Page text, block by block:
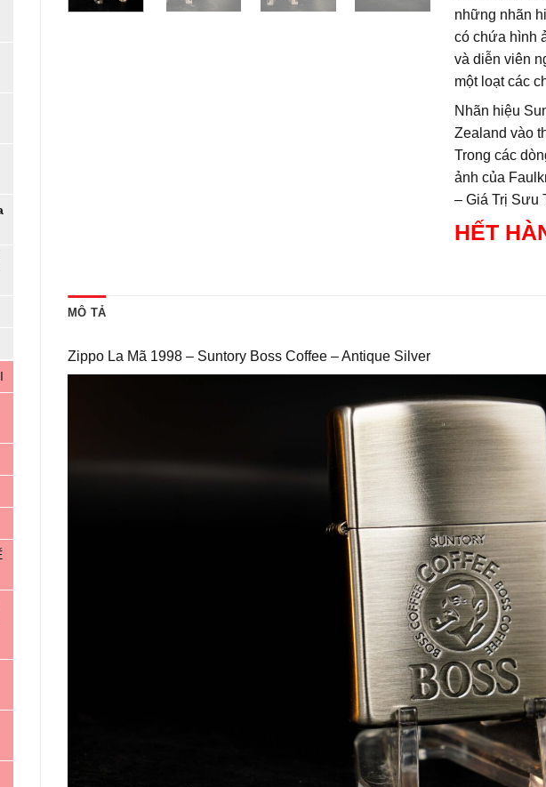
những nhãn
có chứa hình
và diễn viên
một loạt các
Nhãn hiệu
Zealand vào
Trong các
ảnh của
– Giá Trị Sưu
HẾT
MÔ TẢ
Zippo La Mã 1998 – Suntory Boss Coffee – Antique Silver